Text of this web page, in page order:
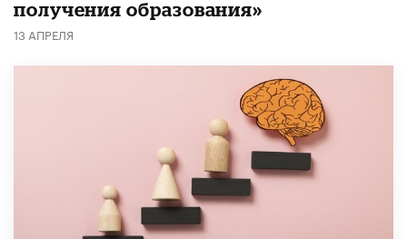
получения образования»
13 АПРЕЛЯ